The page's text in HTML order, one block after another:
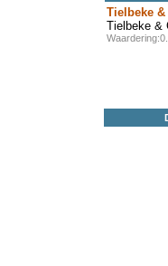
Tielbeke &
Tielbeke &